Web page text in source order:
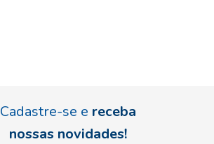
Cadastre-se e receba
nossas novidades!